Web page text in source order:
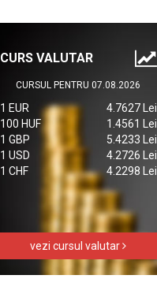
CURS VALUTAR
CURSUL PENTRU 07.08.2026
1 EUR
4.7627 Lei
100 HUF
1.4561 Lei
1 GBP
5.4233 Lei
1 USD
4.2726 Lei
1 CHF
4.2298 Lei
vezi cursul valutar